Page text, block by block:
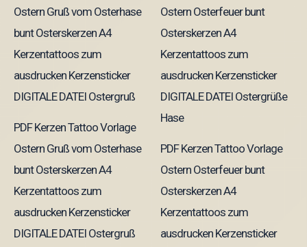
PDF Kerzen Tattoo Vorlage
Ostern Gruß vom Osterhase
bunt Osterskerzen A4
Kerzentattoos zum
ausdrucken Kerzensticker
DIGITALE DATEI Ostergruß
PDF Kerzen Tattoo Vorlage
Ostern Osterfeuer bunt
Osterskerzen A4
Kerzentattoos zum
ausdrucken Kerzensticker